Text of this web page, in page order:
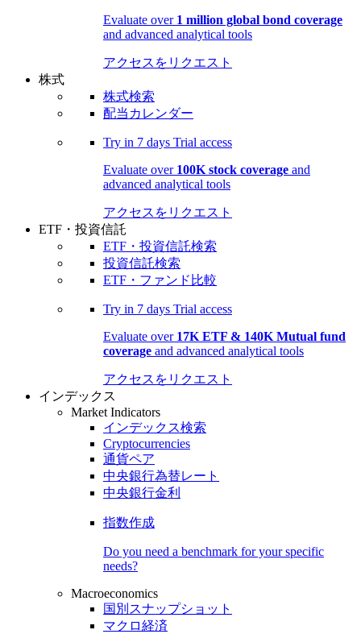
Evaluate over 1 million global bond coverage
and advanced analytical tools
アクセスをリクエスト
株式
株式検索
配当カレンダー
Try in 7 days Trial access
Evaluate over 100K stock coverage and
advanced analytical tools
アクセスをリクエスト
ETF・投資信託
ETF・投資信託検索
投資信託検索
ETF・ファンド比較
Try in 7 days Trial access
Evaluate over 17K ETF & 140K Mutual fund
coverage and advanced analytical tools
アクセスをリクエスト
インデックス
Market Indicators
インデックス検索
Cryptocurrencies
通貨ペア
中央銀行為替レート
中央銀行金利
指数作成
Do you need a benchmark for your specific
needs?
Macroeconomics
国別スナップショット
マクロ経済